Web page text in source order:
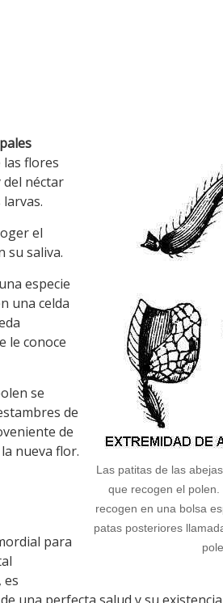
Las patitas de las
que recogen el
recogen en una bolsa
patas posteriores
las flores
néctar
el
su saliva.
especie
una celda
le conoce
se
de
de
nueva flor.
para
es